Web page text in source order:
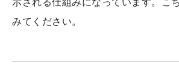
示される仕組みになっています。こ
みてください。